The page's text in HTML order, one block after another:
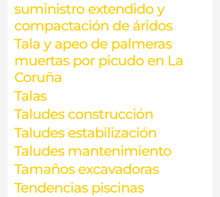
suministro extendido y
compactación de áridos
Tala y apeo de palmeras
muertas por picudo en La
Coruña
Talas
Taludes construcción
Taludes estabilización
Taludes mantenimiento
Tamaños excavadoras
Tendencias piscinas